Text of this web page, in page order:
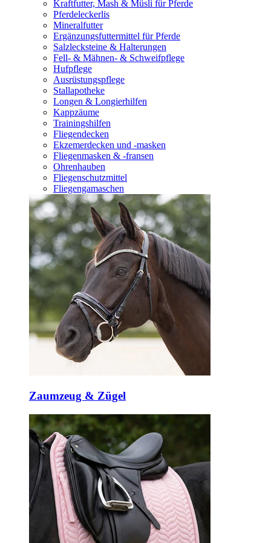
Kraftfutter, Mash & Müsli für Pferde
Pferdeleckerlis
Mineralfutter
Ergänzungsfuttermittel für Pferde
Salzlecksteine & Halterungen
Fell- & Mähnen- & Schweifpflege
Hufpflege
Ausrüstungspflege
Stallapotheke
Longen & Longierhilfen
Kappzäume
Trainingshilfen
Fliegendecken
Ekzemerdecken und -masken
Fliegenmasken & -fransen
Ohrenhauben
Fliegenschutzmittel
Fliegengamaschen
Zaumzeug & Zügel